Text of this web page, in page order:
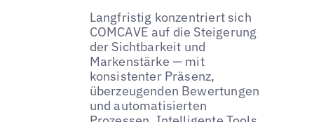
Langfristig konzentriert sich
COMCAVE auf die Steigerung
der Sichtbarkeit und
Markenstärke — mit
konsistenter Präsenz,
überzeugenden Bewertungen
und automatisierten